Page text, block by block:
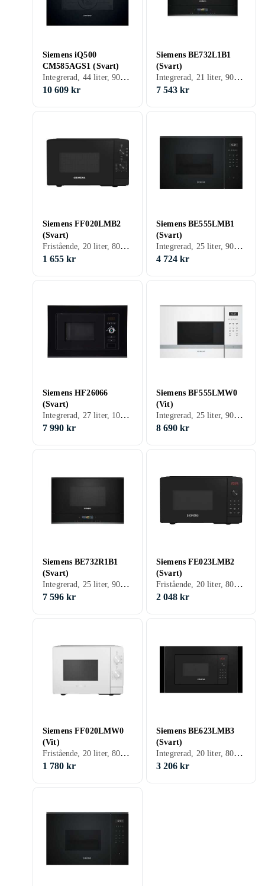
Siemens iQ500
CM585AGS1 (Svart)
Integrerad, 44 liter, 900 W, Grillfunktion
10 609 kr
Siemens BE732L1B1
(Svart)
Integrerad, 21 liter, 900 W, Grillfunktion
7 543 kr
Siemens FF020LMB2
(Svart)
Fristående, 20 liter, 800 W
1 655 kr
Siemens BE555LMB1
(Svart)
Integrerad, 25 liter, 900 W, Grillfunktion
4 724 kr
Siemens HF26066
(Svart)
Integrerad, 27 liter, 1000 W
7 990 kr
Siemens BF555LMW0
(Vit)
Integrerad, 25 liter, 900 W
8 690 kr
Siemens BE732R1B1
(Svart)
Integrerad, 25 liter, 900 W, Grillfunktion
7 596 kr
Siemens FE023LMB2
(Svart)
Fristående, 20 liter, 800 W, Grillfunktion
2 048 kr
Siemens FF020LMW0
(Vit)
Fristående, 20 liter, 800 W
1 780 kr
Siemens BE623LMB3
(Svart)
Integrerad, 20 liter, 800 W, Grillfunktion
3 206 kr